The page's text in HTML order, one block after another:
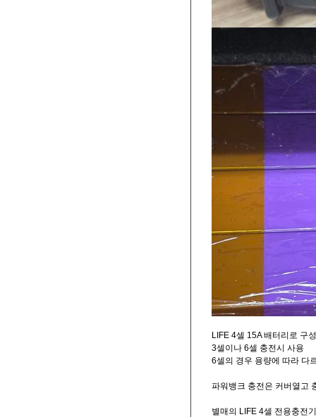
LIFE 4셀 15A 배터리로 구성
3셀이나 6셀 충전시 사용
6셀의 경우 용량에 따라 다
파워뱅크 충전은 커버열고
별매의 LIFE 4셀 전용충전